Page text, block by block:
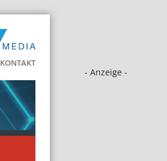
KONTAKT
- Anzeige -